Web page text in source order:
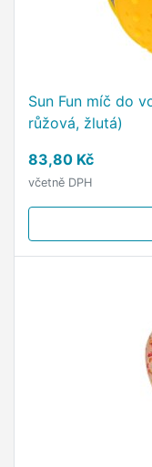
Sun Fun míč do
růžová, žlutá)
83,80 Kč
včetně DPH